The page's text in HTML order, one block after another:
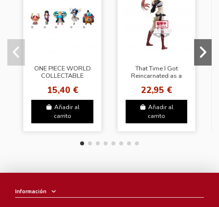
ONE PIECE WORLD
COLLECTABLE
15,40 €
Añadir al
carrito
That Time I Got
Reincarnated as a
Otherworlder-
FIGURE vol.6 (B：
MILIM)
22,95 €
Añadir al
carrito
Información